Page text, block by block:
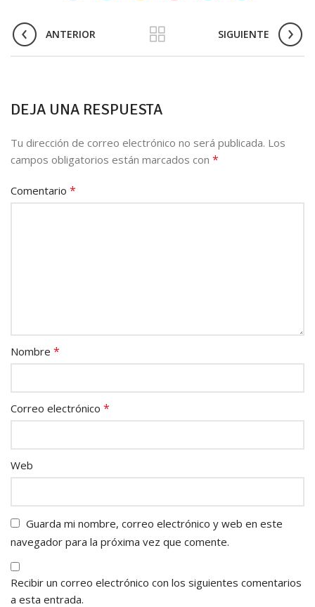
ANTERIOR SIGUIENTE
DEJA UNA RESPUESTA
Tu dirección de correo electrónico no será publicada. Los
campos obligatorios están marcados con *
Comentario *
Nombre *
Correo electrónico *
Web
Guarda mi nombre, correo electrónico y web en este
navegador para la próxima vez que comente.
Recibir un correo electrónico con los siguientes comentarios
a esta entrada.